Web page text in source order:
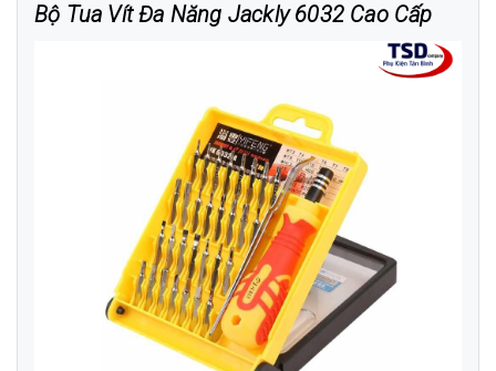
Bộ Tua Vít Đa Năng Jackly 6032 Cao Cấp